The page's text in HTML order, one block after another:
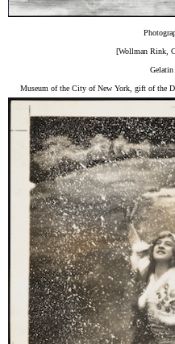
[Wollman Rink,
Museum of the City of New York, gift of the